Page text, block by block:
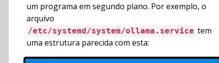
um programa em segundo plano. Por exemplo, o
arquivo
/etc/systemd/system/ollama.service tem
uma estrutura parecida com esta: